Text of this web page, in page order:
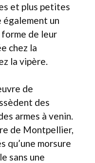
et plus petites
également un
de leur
chez la
la vipère.
de
des
armes à venin.
de Montpellier,
qu’une morsure
sans une